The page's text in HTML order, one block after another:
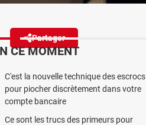
Partager
cyberattaque. Résultat : les
sensibles sur les véhicules.
CE MOMENT
C'est la nouvelle technique des escrocs
pour piocher discrètement dans votre
compte bancaire
Ce sont les trucs des primeurs pour